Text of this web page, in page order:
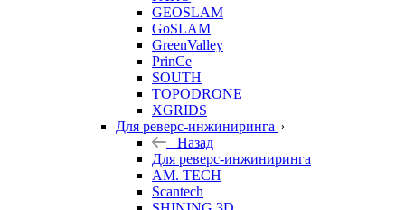
GEOSLAM
GoSLAM
GreenValley
PrinCe
SOUTH
TOPODRONE
XGRIDS
Для реверс-инжиниринга
Назад
Для реверс-инжиниринга
AM. TECH
Scantech